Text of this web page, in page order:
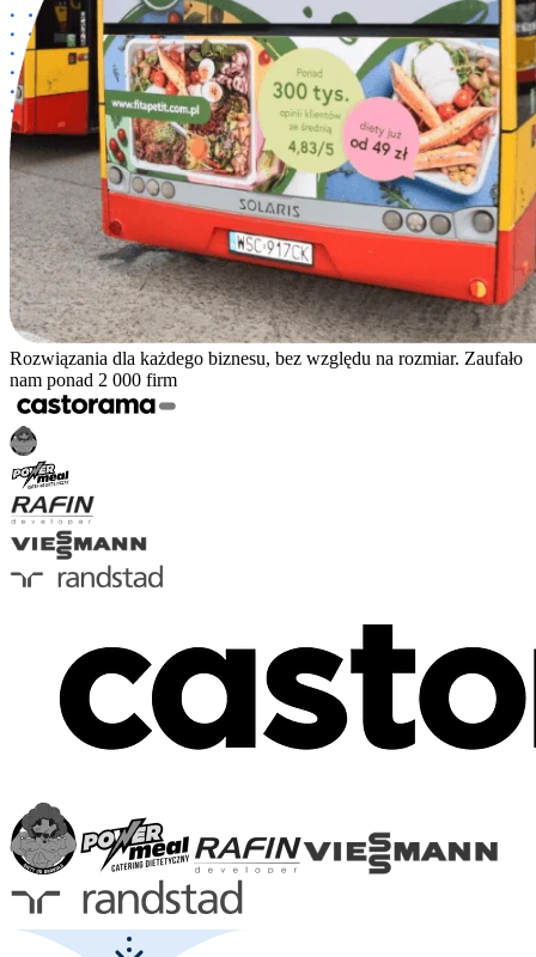
Rozwiązania dla każdego biznesu, bez względu na rozmiar. Zaufało
nam ponad 2 000 firm